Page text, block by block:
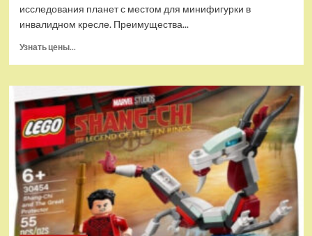
исследования планет с местом для минифигурки в
инвалидном кресле. Преимущества...
Узнать цены...
(EU)
Конструктор
LEGO
City
Лаборатория
космических
наук
(60439)